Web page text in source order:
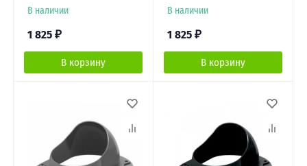
В наличии
1 825 ₽
В корзину
В наличии
1 825 ₽
В корзину